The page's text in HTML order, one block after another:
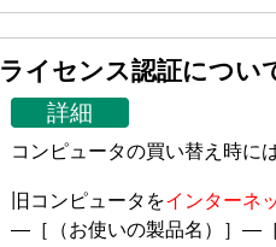
ライセンス認証につい
詳細
コンピュータの買い替え時に
旧コンピュータをインターネ
―［（お使いの製品名）］―